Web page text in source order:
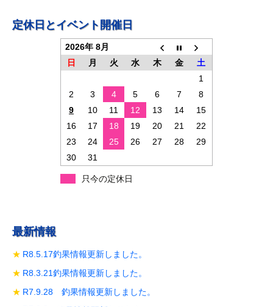
ビ定休日とイベント開催日
2026年 8月
日
月 火 水 木 金
土
1
2
3 4 5 6 7
8
9
10 11 12 13 14
15
16
17 18 19 20 21
22
23
24 25 26 27 28
29
30
31
只今の定休日
最新情報
R8.5.17釣果情報更新しました。
R8.3.21釣果情報更新しました。
R7.9.28 釣果情報更新しました。